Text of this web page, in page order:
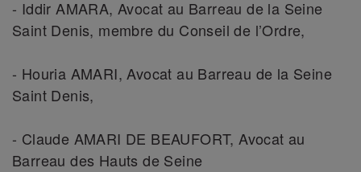
- Iddir AMARA, Avocat au Barreau de la Seine
Saint Denis, membre du Conseil de l’Ordre,
- Houria AMARI, Avocat au Barreau de la Seine
Saint Denis,
- Claude AMARI DE BEAUFORT, Avocat au
Barreau des Hauts de Seine